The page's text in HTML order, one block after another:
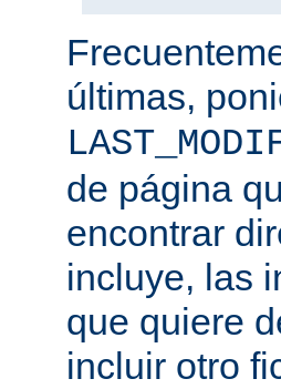
últimas,
de página
encontrar
incluye, las
que quiere
incluir otro